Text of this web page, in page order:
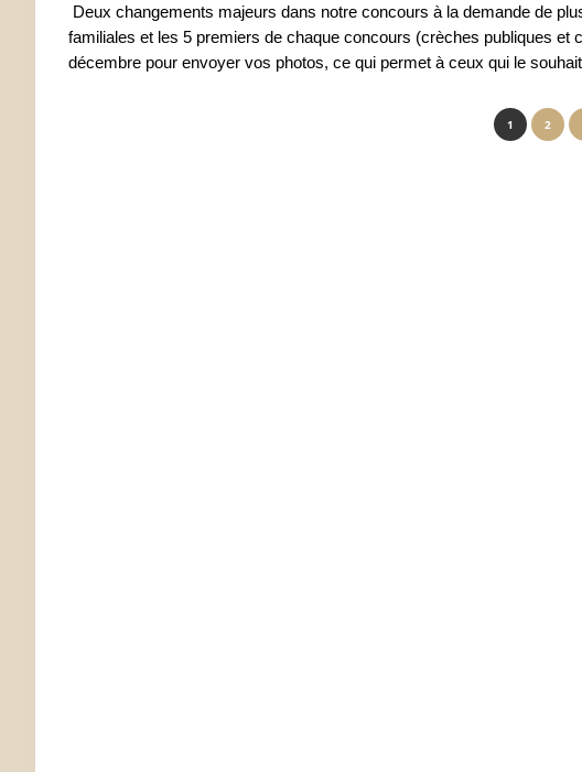
Deux changements majeurs dans notre concours à la demande de
familiales et les 5 premiers de chaque concours (crèches publiques
décembre pour envoyer vos photos, ce qui permet à ceux qui le
1 2